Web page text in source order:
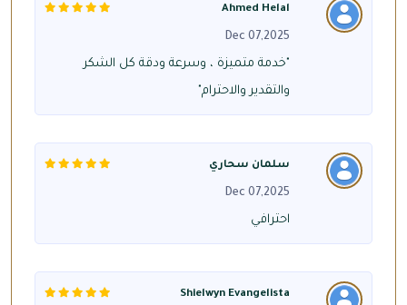
Ahmed Helal
Dec 07,2025
"خدمة متميزة ، وسرعة ودقة كل الشكر
والتقدير والاحترام"
سلمان سحاري
Dec 07,2025
احترافي
Shielwyn Evangelista